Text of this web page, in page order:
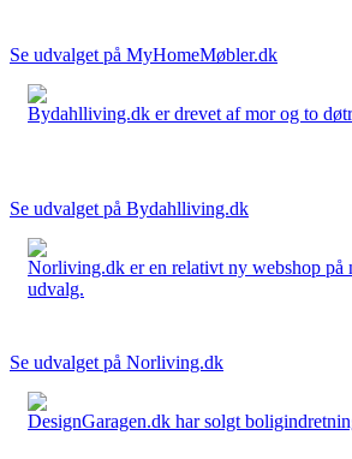
Se udvalget på MyHomeMøbler.dk
Bydahlliving.dk er drevet af mor og to
Se udvalget på Bydahlliving.dk
Norliving.dk er en relativt ny webshop på
udvalg.
Se udvalget på Norliving.dk
DesignGaragen.dk har solgt